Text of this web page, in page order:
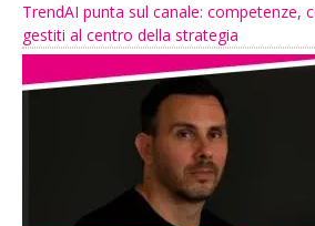
TrendAI punta sul canale: competenze,
gestiti al centro della strategia